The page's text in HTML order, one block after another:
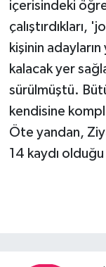
içerisindeki
çalıştırdıkları,
kişinin
kalacak yer
sürülmüştü.
kendisine
Öte yandan,
14 kaydı